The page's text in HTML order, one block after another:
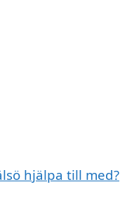
hjälpa till med?